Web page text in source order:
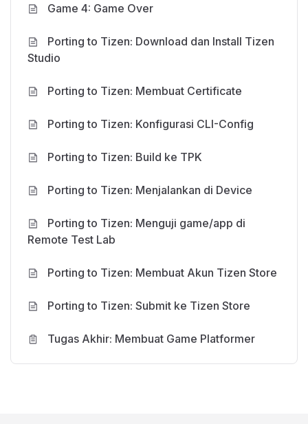
Game 4: Game Over
Porting to Tizen: Download dan Install Tizen
Studio
Porting to Tizen: Membuat Certificate
Porting to Tizen: Konfigurasi CLI-Config
Porting to Tizen: Build ke TPK
Porting to Tizen: Menjalankan di Device
Porting to Tizen: Menguji game/app di
Remote Test Lab
Porting to Tizen: Membuat Akun Tizen Store
Porting to Tizen: Submit ke Tizen Store
Tugas Akhir: Membuat Game Platformer